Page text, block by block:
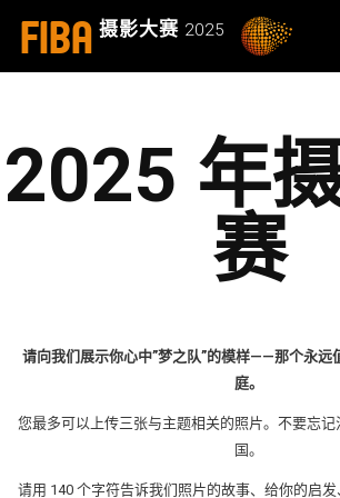
FIBA 摄影大赛2025
2025 年
赛
请向我们展示你心中”梦之队”的模样——那个永远
庭。
您最多可以上传三张与主题相关的照片。不要忘
国。
请用 140 个字符告诉我们照片的故事、给你的启